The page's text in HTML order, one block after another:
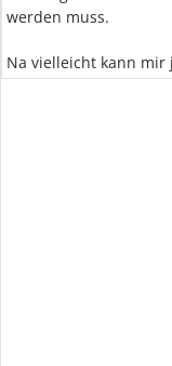
werden muss.
Na vielleicht kann